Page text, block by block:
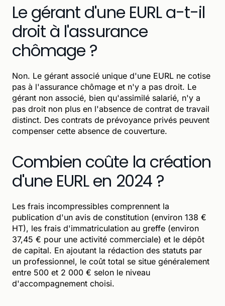
Le gérant d'une EURL a-t-il
droit à l'assurance
chômage ?
Non. Le gérant associé unique d'une EURL ne cotise
pas à l'assurance chômage et n'y a pas droit. Le
gérant non associé, bien qu'assimilé salarié, n'y a
pas droit non plus en l'absence de contrat de travail
distinct. Des contrats de prévoyance privés peuvent
compenser cette absence de couverture.
Combien coûte la création
d'une EURL en 2024 ?
Les frais incompressibles comprennent la
publication d'un avis de constitution (environ 138 €
HT), les frais d'immatriculation au greffe (environ
37,45 € pour une activité commerciale) et le dépôt
de capital. En ajoutant la rédaction des statuts par
un professionnel, le coût total se situe généralement
entre 500 et 2 000 € selon le niveau
d'accompagnement choisi.